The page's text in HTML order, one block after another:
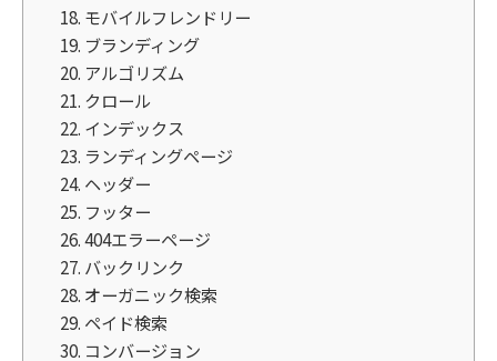
18. モバイルフレンドリー
19. ブランディング
20. アルゴリズム
21. クロール
22. インデックス
23. ランディングページ
24. ヘッダー
25. フッター
26. 404エラーページ
27. バックリンク
28. オーガニック検索
29. ペイド検索
30. コンバージョン